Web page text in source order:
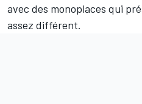
avec des monoplaces qui
assez différent.